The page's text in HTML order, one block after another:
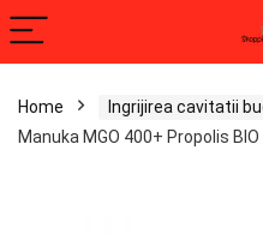
Home Ingrijirea cavitatii
Manuka MGO 400+ Propolis